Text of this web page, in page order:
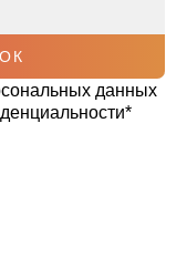
данных
*